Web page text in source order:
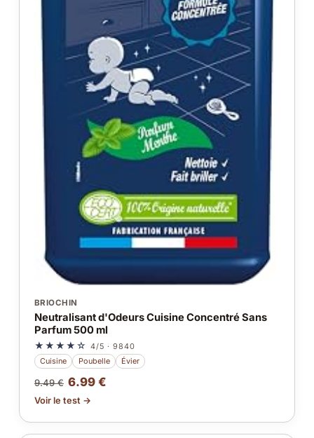
BRIOCHIN
Neutralisant d'Odeurs Cuisine Concentré Sans
Parfum 500 ml
★★★★☆ 4/5 · 9840
Cuisine
Poubelle Évier
9.49 € 6.99 €
Voir le test →